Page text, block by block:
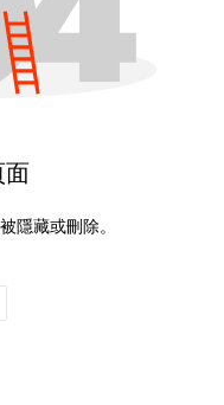
隱藏或刪除。